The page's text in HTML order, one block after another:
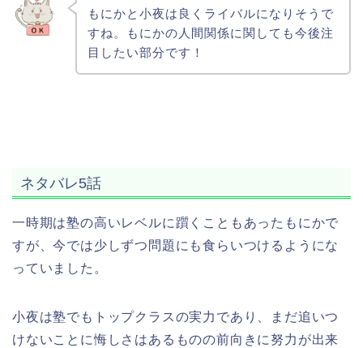
もにかと小夜は良くライバルになりそうで
すね。もにかの人間関係に関しても今後注
目したい部分です！
ネタバレ5話
一時期は塾の高いレベルに躓くこともあったもにかで
すが、今では少しずつ問題にも食らいつけるようにな
っていました。
小夜は塾でもトップクラスの実力であり、まだ追いつ
けないことに悔しさはあるものの前向きに努力が出来